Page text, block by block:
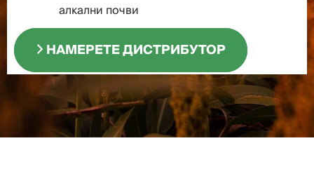
алкални почви
НАМЕРЕТЕ ДИСТРИБУТОР